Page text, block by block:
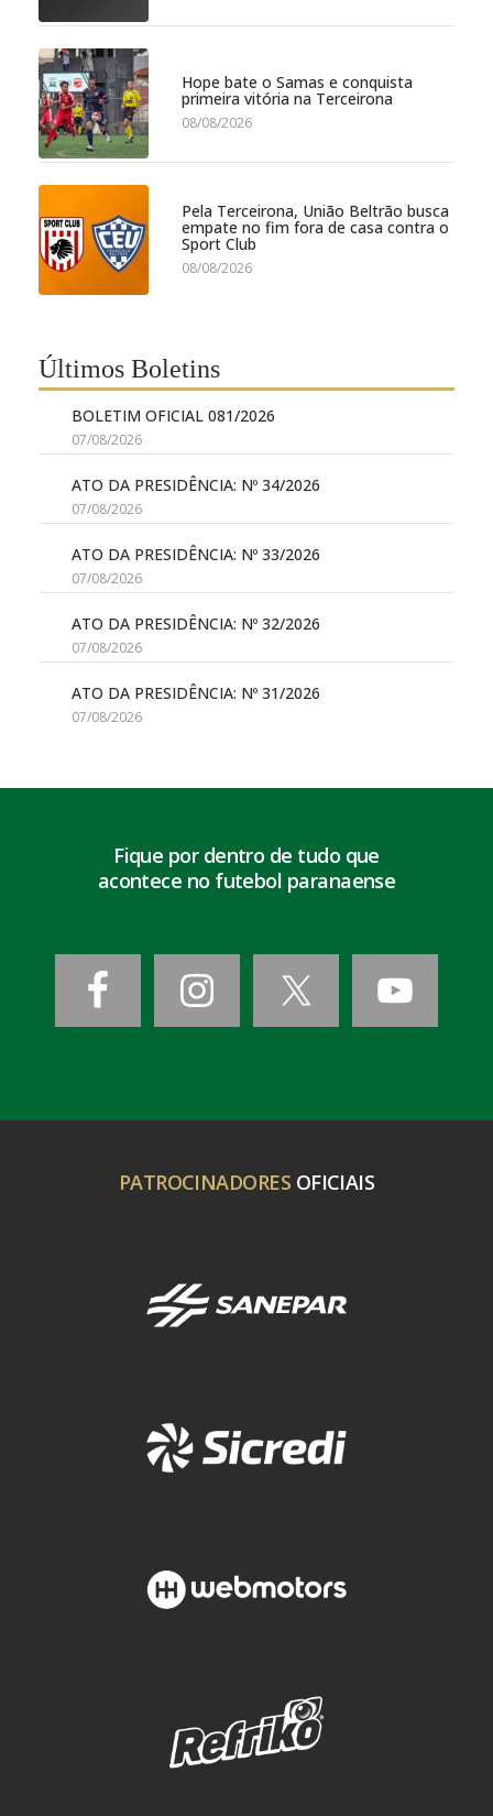
Hope bate o Samas e conquista
primeira vitória na Terceirona
08/08/2026
Pela Terceirona, União Beltrão busca
empate no fim fora de casa contra o
Sport Club
08/08/2026
Últimos Boletins
BOLETIM OFICIAL 081/2026
07/08/2026
ATO DA PRESIDÊNCIA: Nº 34/2026
07/08/2026
ATO DA PRESIDÊNCIA: Nº 33/2026
07/08/2026
ATO DA PRESIDÊNCIA: Nº 32/2026
07/08/2026
ATO DA PRESIDÊNCIA: Nº 31/2026
07/08/2026
Fique por dentro de tudo que
acontece no futebol paranaense
PATROCINADORES OFICIAIS